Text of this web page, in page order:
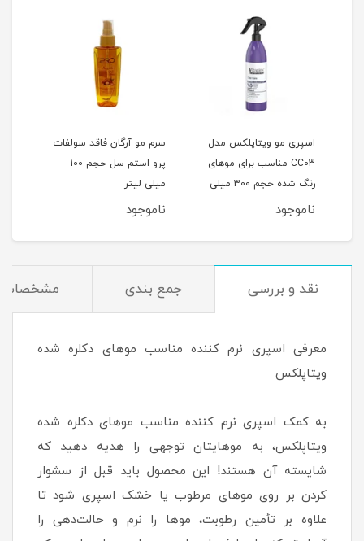
اسپری مو ویتاپلکس مدل
CC03 مناسب برای موهای
رنگ شده حجم 300 میلی
لیتر
ناموجود
سرم مو آرگان فاقد سولفات
پرو استم سل حجم 100
میلی لیتر
ناموجود
نقد و بررسی جمع بندی مشخصات
معرفی اسپری نرم کننده مناسب موهای دکلره شده
ویتاپلکس
به کمک اسپری نرم کننده مناسب موهای دکلره شده
ویتاپلکس، به موهایتان توجهی را هدیه دهید که
شایسته آن هستند! این محصول باید قبل از سشوار
کردن بر روی موهای مرطوب یا خشک اسپری شود تا
علاوه بر تأمین رطوبت، موها را نرم و حالت‌دهی را